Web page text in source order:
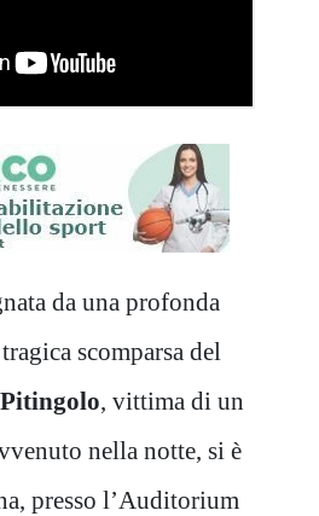
da una profonda
scomparsa del
, vittima di un
nella notte, si è
presso l’Auditorium